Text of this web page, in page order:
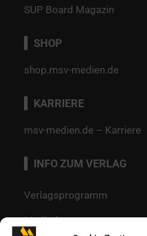
SUP Board Magazin
SHOP
shop.msv-medien.de
KARRIERE
msv-medien.de – Karriere
INFO ZUM VERLAG
Verlagsprogramm
Mediadaten